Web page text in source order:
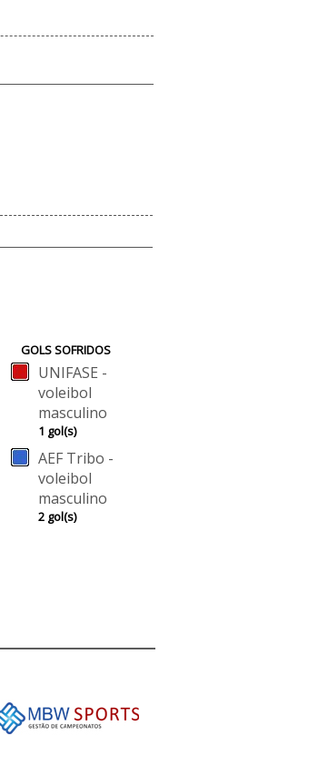
GOLS SOFRIDOS
UNIFASE -
voleibol
masculino
1 gol(s)
AEF Tribo -
voleibol
masculino
2 gol(s)